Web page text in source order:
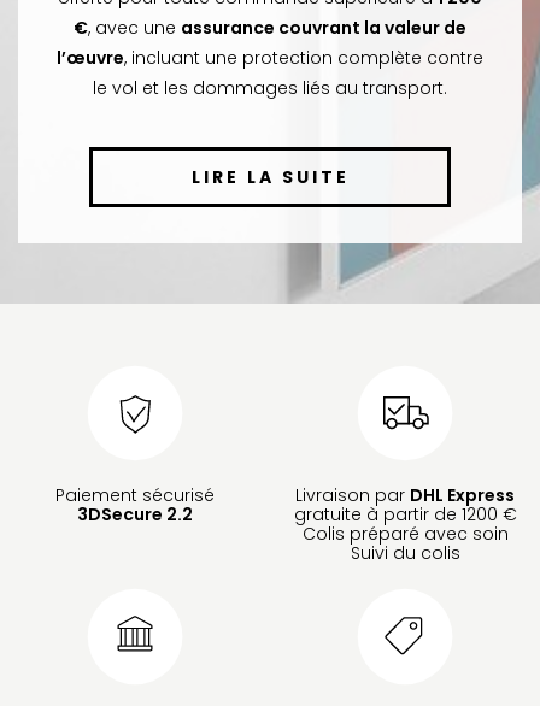
€, avec une assurance couvrant la valeur de
l’œuvre, incluant une protection complète contre
le vol et les dommages liés au transport.
LIRE LA SUITE
Paiement sécurisé
3DSecure 2.2
Livraison par DHL Express
gratuite à partir de 1200 €
Colis préparé avec soin
Suivi du colis